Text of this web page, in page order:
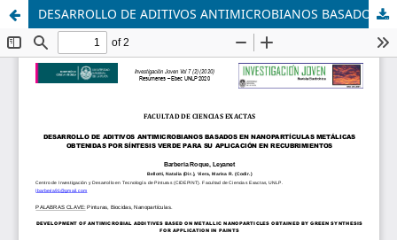
DESARROLLO DE ADITIVOS ANTIMICROBIANOS BASADOS EN NANOPARTÍCULAS METÁLICAS OBTENIDAS POR SÍNTESIS VERDE PARA SU APLICACIÓN EN RECUBRIMIENTOS